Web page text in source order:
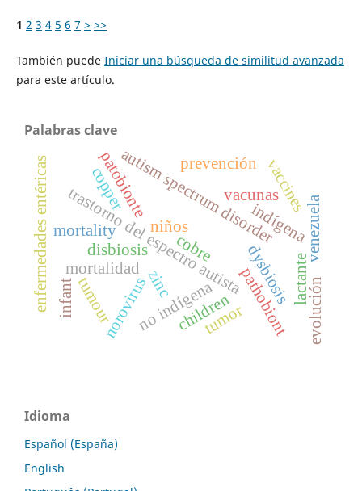
1 2 3 4 5 6 7 > >>
También puede Iniciar una búsqueda de similitud avanzada
para este artículo.
Palabras clave
trastorno del espectro autista
cobre
zinc
disbiosis
patobionte
autism spectrum disorder
copper
dysbiosis
pathobiont
mortalidad
indígena
no indígena
niños venezuela
mortality
children
enfermedades entéricas vacunas
norovirus
vaccines
tumor
lactante
tumour
infant evolución
prevención
Idioma
Español (España)
English